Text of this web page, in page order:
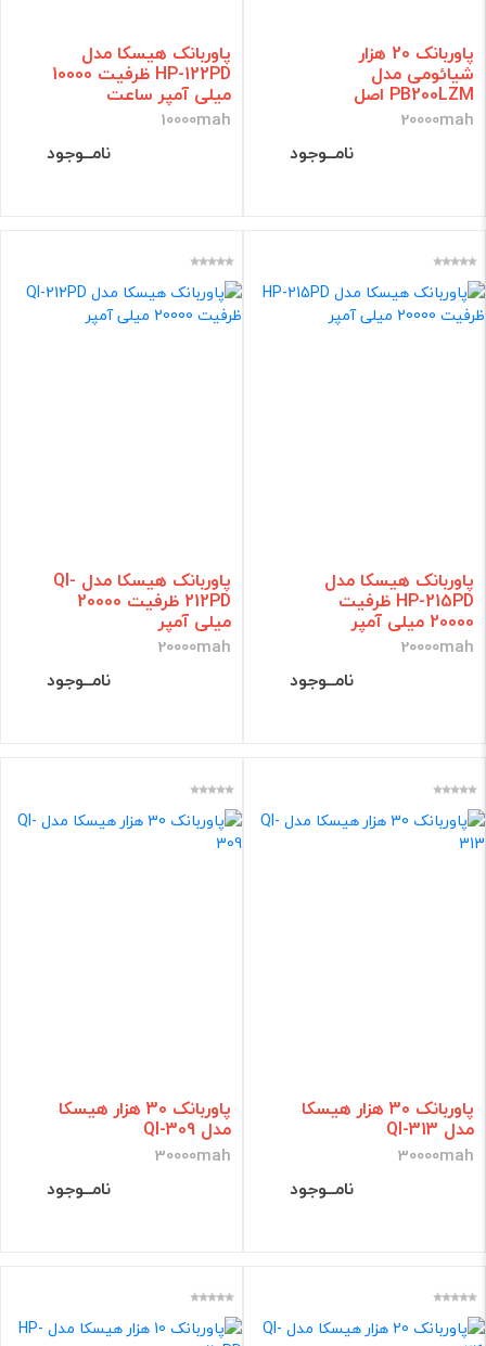
پاوربانک 20 هزار
شیائومی مدل
PB200LZM اصل
20000mah
نامــوجود
پاوربانک هیسکا مدل
HP-122PD ظرفیت 10000
میلی آمپر ساعت
10000mah
نامــوجود
پاوربانک هیسکا مدل
HP-215PD ظرفیت
20000 میلی آمپر
20000mah
نامــوجود
پاوربانک هیسکا مدل QI-
212PD ظرفیت 20000
میلی آمپر
20000mah
نامــوجود
پاوربانک 30 هزار هیسکا
مدل QI-313
30000mah
نامــوجود
پاوربانک 30 هزار هیسکا
مدل QI-309
30000mah
نامــوجود